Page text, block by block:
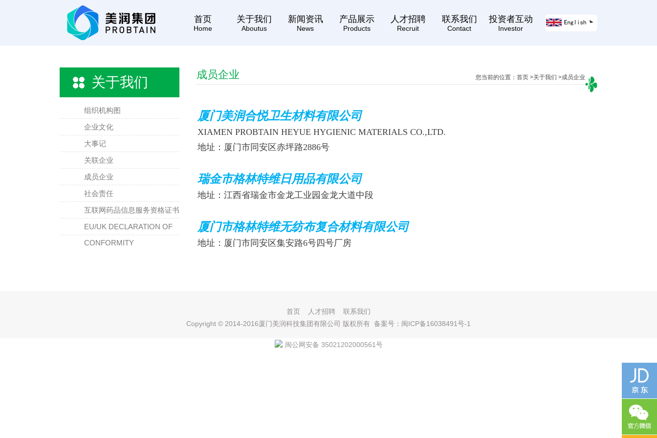
首页
Home
关于我们
Aboutus
新闻资讯
News
产品展示
Products
人才招聘
Recruit
联系我们
Contact
投资者互动
Investor
关于我们
组织机构图
企业文化
大事记
关联企业
成员企业
社会责任
互联网药品信息服务资格证书
EU/UK DECLARATION OF
CONFORMITY
成员企业 您当前的位置： 首页 >关于我们 >成员企业
厦门美润合悦卫生材料有限公司
XIAMEN PROBTAIN HEYUE HYGIENIC MATERIALS CO.,LTD.
地址：厦门市同安区赤坪路2886号
瑞金市格林特维日用品有限公司
地址：江西省瑞金市金龙工业园金龙大道中段
厦门市格林特维无纺布复合材料有限公司
地址：厦门市同安区集安路6号四号厂房
首页 人才招聘
联系我们
Copyright © 2014-2016厦门美润科技集团有限公司 版权所有 备案号： 闽ICP备16038491号-1
闽公网安备 35021202000561号